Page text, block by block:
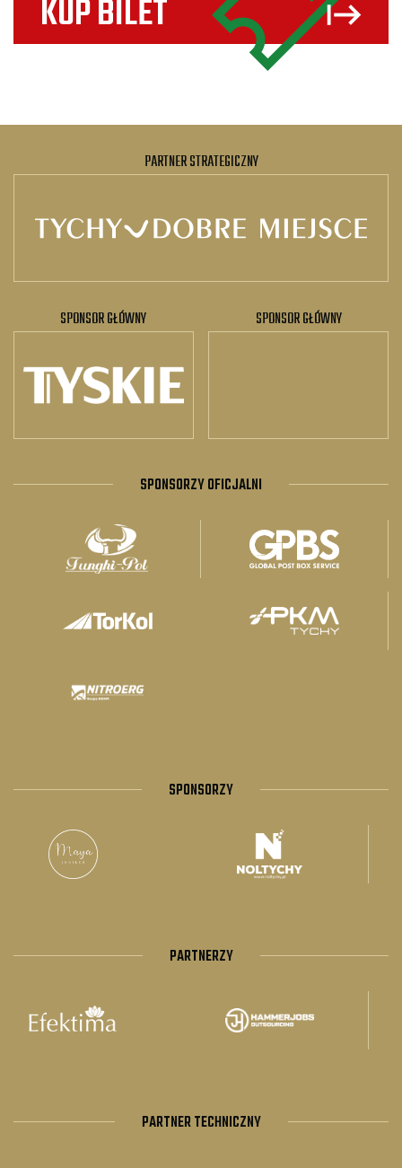
KUP BILET
PARTNER STRATEGICZNY
SPONSOR GŁÓWNY SPONSOR GŁÓWNY
SPONSORZY OFICJALNI
SPONSORZY
PARTNERZY
PARTNER TECHNICZNY